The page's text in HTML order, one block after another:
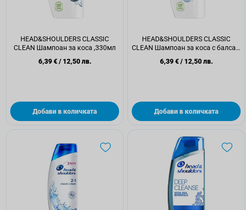
HEAD&SHOULDERS CLASSIC
CLEAN Шампоан за коса ,330мл
6,39 €/ 12,50 лв.
Добави в количката
HEAD&SHOULDERS CLASSIC
CLEAN Шампоан за коса с балсам
6,39 €/ 12,50 лв.
Добави в количката